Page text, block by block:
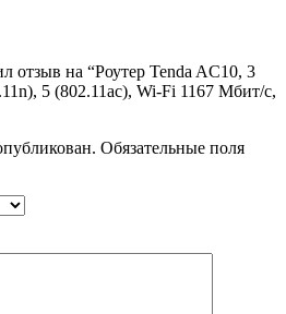
отзыв на “Роутер Tenda AC10, 3
5 (802.11ac), Wi-Fi 1167 Мбит/с,
Обязательные поля